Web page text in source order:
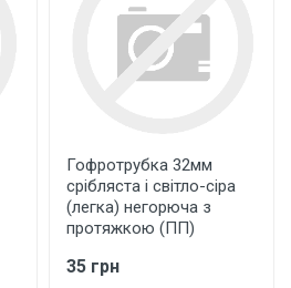
Гофротрубка 32мм
срібляста і світло-сіра
(легка) негорюча з
протяжкою (ПП)
35 грн